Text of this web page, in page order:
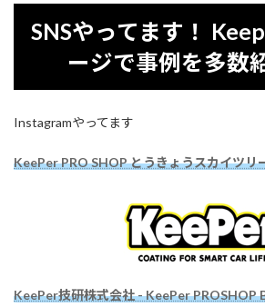
SNSやってます！
ージで事例を多数
Instagramやってます
KeePer PRO SHOP とうきょうスカイツリ
KeePer技研株式会社 - KeePer PROSHOP